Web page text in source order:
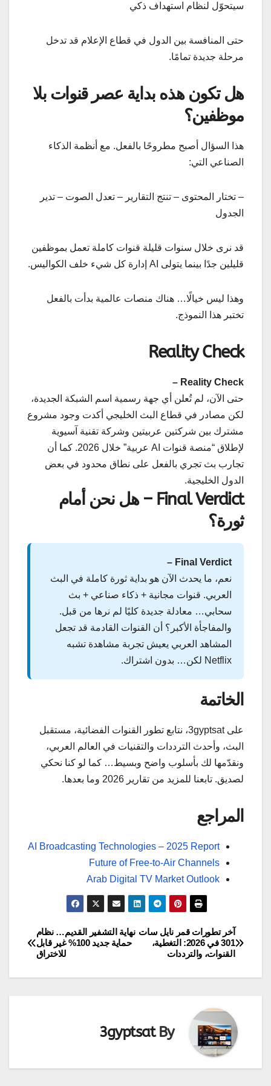
سيتحوّل لنظام استهداف ذكي
حتى المنافسة بين الدول في قطاع الإعلام قد تدخل
مرحلة جديدة تمامًا.
هل تكون هذه بداية عصر قنوات بلا
موظفين؟
هذا السؤال أصبح مطروحًا بالفعل. مع أنظمة الذكاء
الصناعي التي:
– تختار المحتوى – تنتج التقارير – تعدل الصوت – تدير
الجدول
قد نرى خلال سنوات قليلة قنوات كاملة تعمل بموظفين
قليلين جدًا بينما يتولى AI إدارة كل شيء خلف الكواليس.
وهذا ليس خيالًا… هناك منصات عالمية بدأت بالفعل
تختبر هذا النموذج.
Reality Check
Reality Check –
حتى الآن، لم تُعلن أي جهة رسمية اسم الشبكة الجديدة،
لكن مصادر في قطاع البث الخليجي أكدت وجود مشروع
مشترك بين شركتين عربيتين وشركة تقنية آسيوية
لإطلاق “منصة قنوات AI عربية” خلال 2026. كما أن
تجارب بث تجري بالفعل على نطاق محدود في بعض
الدول الخليجية.
Final Verdict – هل نحن أمام
ثورة؟
Final Verdict –
نعم، ما يحدث الآن هو بداية ثورة كاملة في البث
العربي. قنوات مجانية + ذكاء صناعي + بث
سحابي… معادلة جديدة كليًا لم نرها من قبل.
والمفاجأة الأكبر؟ أن القنوات القادمة قد تجعل
المشاهد العربي يعيش تجربة مشاهدة تشبه
Netflix لكن… بدون اشتراك.
الخاتمة
على 3gyptsat، نتابع تطور القنوات الفضائية، مستقبل
البث، وأحدث الترددات والتقنيات في العالم العربي،
ونقدّمها لك بأسلوب واضح وبسيط… كما لو كنا نحكي
لصديق. تابعنا للمزيد من تقارير 2026 وما بعدها.
المراجع
AI Broadcasting Technologies – 2025 Report
Future of Free-to-Air Channels
Arab Digital TV Market Outlook
تصفّح
المقالات
نهاية التشفير القديم… نظام
حماية جديد 100% غير قابل
للاختراق
آخر تطورات قمر نايل سات
301 في 2026: التغطية،
القنوات، والترددات
By
3gyptsat